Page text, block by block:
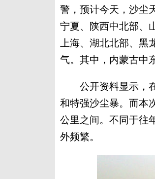
警，预计今天，沙尘
宁夏、陕西中北部、
上海、湖北北部、
气。其中，内蒙古中
公开资料显示，在
和特强沙尘暴。而本
公里之间。不同于往
外频繁。